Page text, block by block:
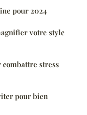
pour 2024
votre style
stress
pour bien